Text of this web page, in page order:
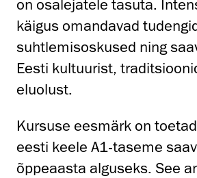
on osalejatele tasuta.
käigus omandavad
suhtlemisoskused ning
Eesti kultuurist,
eluolust.
Kursuse eesmärk on
eesti keele A1-taseme
õppeaasta alguseks. See